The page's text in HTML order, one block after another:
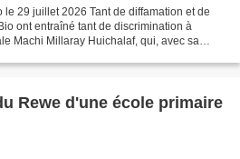
29 juillet 2026 Tant de diffamation et de
ont entraîné tant de discrimination à
Machi Millaray Huichalaf, qui, avec sa
Rewe d'une école primaire